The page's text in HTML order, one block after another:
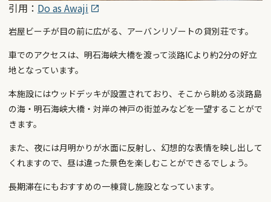
引用： Do as Awaji
岩屋ビーチが目の前に広がる、アーバンリゾートの貸別荘です。
車でのアクセスは、明石海峡大橋を渡って淡路ICより約2分の好立
地となっています。
本施設にはウッドデッキが設置されており、そこから眺める淡路島
の海・明石海峡大橋・対岸の神戸の街並みなどを一望することがで
きます。
また、夜には月明かりが水面に反射し、幻想的な表情を映し出して
くれますので、昼は違った景色を楽しむことができるでしょう。
長期滞在にもおすすめの一棟貸し施設となっています。